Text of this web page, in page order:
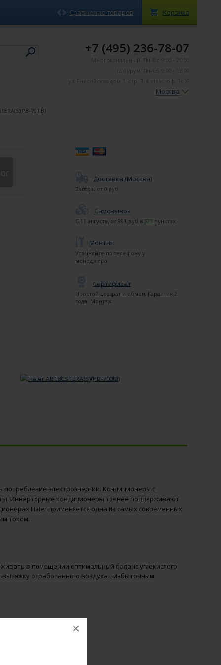
×
Сравнение товаров Корзина
+7 (495) 236-78-07
Москва
700IB)
Доставка (Москва)
Завтра, от 0 руб.
Самовывоз
С 11 августа, от 991 руб в 525 пунктах.
Монтаж
Уточняйте по телефону у
менеджера.
Сертификат
Простой возврат и обмен, Гарантия 2
года. Монтаж
электроэнергии. Кондиционеры с
Инверторные кондиционеры точнее поддерживают
Haier применяется одна из самых современных
током.
в помещении оптимальный баланс углекислого
отработанного воздуха с избыточным